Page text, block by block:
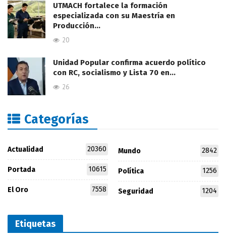
UTMACH fortalece la formación
especializada con su Maestría en
Producción…
20
Unidad Popular confirma acuerdo político
con RC, socialismo y Lista 70 en…
26
Categorías
Actualidad 20360
Portada 10615
El Oro 7558
Mundo 2842
Política 1256
Seguridad 1204
Etiquetas